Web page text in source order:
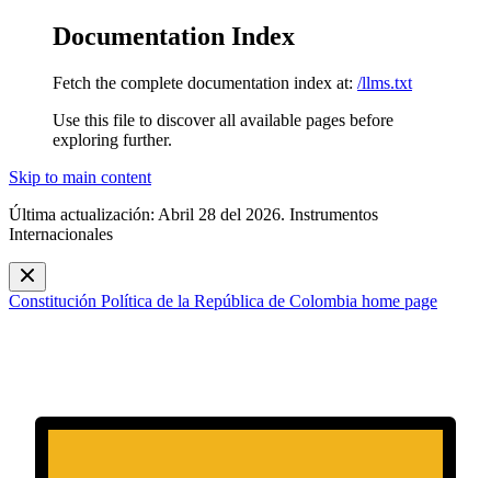
Documentation Index
Fetch the complete documentation index at: /llms.txt
Use this file to discover all available pages before
exploring further.
Skip to main content
Última actualización: Abril 28 del 2026. Instrumentos
Internacionales
Constitución Política de la República de Colombia home page